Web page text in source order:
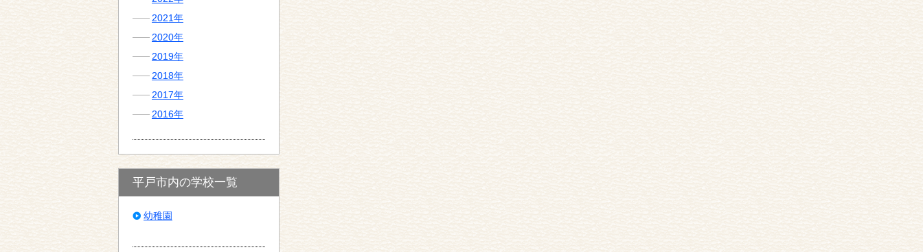
2021年
2020年
2019年
2018年
2017年
2016年
平戸市内の学校一覧
幼稚園